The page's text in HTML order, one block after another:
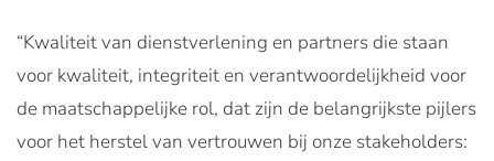
“Kwaliteit van dienstverlening en partners die staan
voor kwaliteit, integriteit en verantwoordelijkheid voor
de maatschappelijke rol, dat zijn de belangrijkste pijlers
voor het herstel van vertrouwen bij onze stakeholders: